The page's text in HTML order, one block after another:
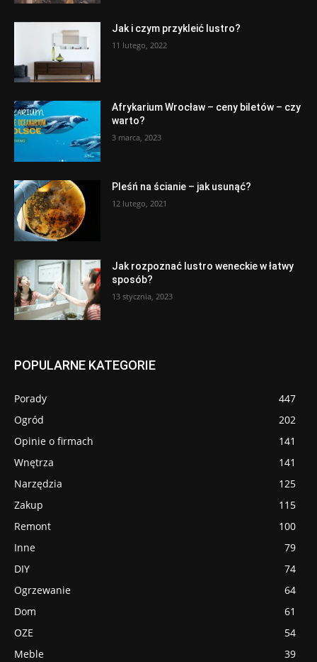
Jak i czym przykleić lustro?
11 lutego, 2022
Afrykarium Wrocław – ceny biletów – czy
warto?
3 marca, 2023
Pleśń na ścianie – jak usunąć?
12 lutego, 2021
Jak rozpoznać lustro weneckie w łatwy
sposób?
13 stycznia, 2023
POPULARNE KATEGORIE
Porady
447
Ogród
202
Opinie o firmach
141
Wnętrza
141
Narzędzia
125
Zakup
115
Remont
100
Inne
79
DIY
74
Ogrzewanie
64
Dom
61
OZE
54
Meble
39